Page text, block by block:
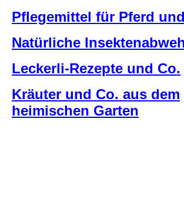
Pflegemittel für Pferd
Natürliche
Leckerli-Rezepte und Co.
Kräuter und Co. aus dem
heimischen Garten